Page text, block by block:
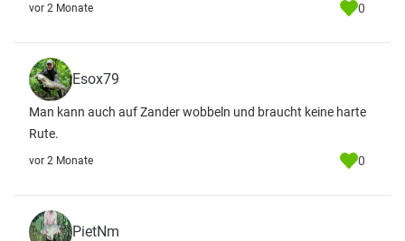
vor 2 Monate 0
Esox79
Man kann auch auf Zander wobbeln und braucht keine harte
Rute.
vor 2 Monate 0
PietNm